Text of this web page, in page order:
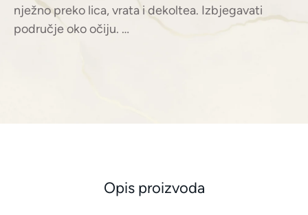
nježno preko lica, vrata i dekoltea. Izbjegavati
područje oko očiju. …
Opis proizvoda